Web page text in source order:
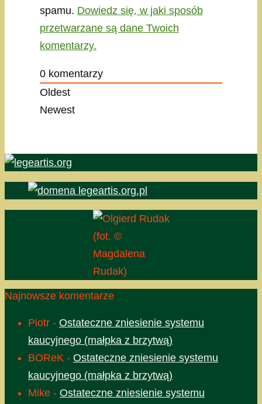
spamu. Dowiedz się, w jaki sposób
przetwarzane są dane Twoich
komentarzy.
0 komentarzy
Oldest
Newest
(fot. ©
Magdalena
Rudak)
Najnowsze komentarze
Piotr - Ostateczne zniesienie systemu
kaucyjnego (małpka z brzytwą)
BOReK - Ostateczne zniesienie systemu
kaucyjnego (małpka z brzytwą)
Mike - Ostateczne zniesienie systemu